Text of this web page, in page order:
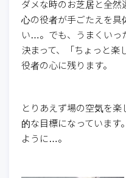
ダメな時のお芝居と全然
心の役者が手ごたえを具
い…。でも、うまくいっ
決まって、「ちょっと楽
役者の心に残ります。
とりあえず場の空気を楽
的な目標になっています
ように…。